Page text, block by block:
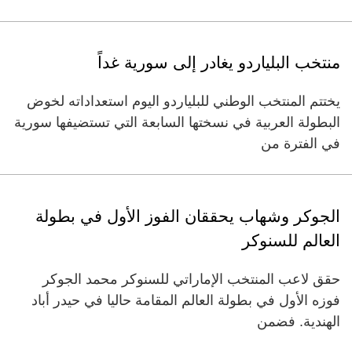
منتخب البلياردو يغادر إلى سورية غداً
يختتم المنتخب الوطني للبلياردو اليوم استعداداته لخوض
البطولة العربية في نسختها السابعة التي تستضيفها سورية
في الفترة من
الجوكر وشهاب يحققان الفوز الأول في بطولة
العالم للسنوكر
حقق لاعب المنتخب الإماراتي للسنوكر محمد الجوكر
فوزه الأول في بطولة العالم المقامة حاليا في حيدر أباد
الهندية. فضمن